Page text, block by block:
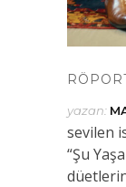
yazan:
sevilen
“Şu